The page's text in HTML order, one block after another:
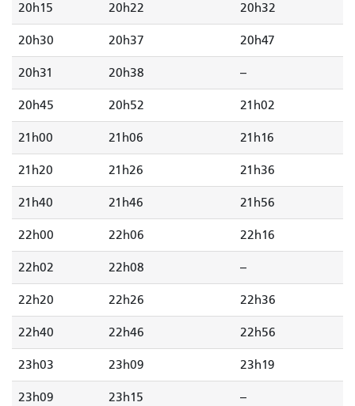
20h15 20h22 20h32
20h30 20h37 20h47
20h31 20h38 --
20h45 20h52 21h02
21h00 21h06 21h16
21h20 21h26 21h36
21h40 21h46 21h56
22h00 22h06 22h16
22h02 22h08 --
22h20 22h26 22h36
22h40 22h46 22h56
23h03 23h09 23h19
23h09 23h15 --